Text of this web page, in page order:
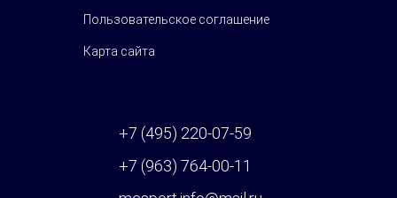
Пользовательское соглашение
Карта сайта
+7 (495) 220-07-59
+7 (963) 764-00-11